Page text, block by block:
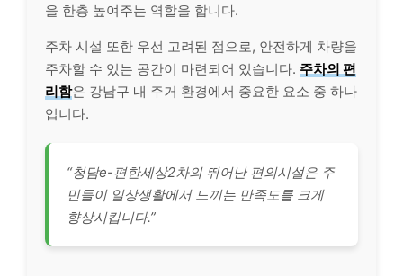
을 한층 높여주는 역할을 합니다.
주차 시설 또한 우선 고려된 점으로, 안전하게 차량을
주차할 수 있는 공간이 마련되어 있습니다. 주차의 편
리함은 강남구 내 주거 환경에서 중요한 요소 중 하나
입니다.
“청담e-편한세상2차의 뛰어난 편의시설은 주
민들이 일상생활에서 느끼는 만족도를 크게
향상시킵니다.”